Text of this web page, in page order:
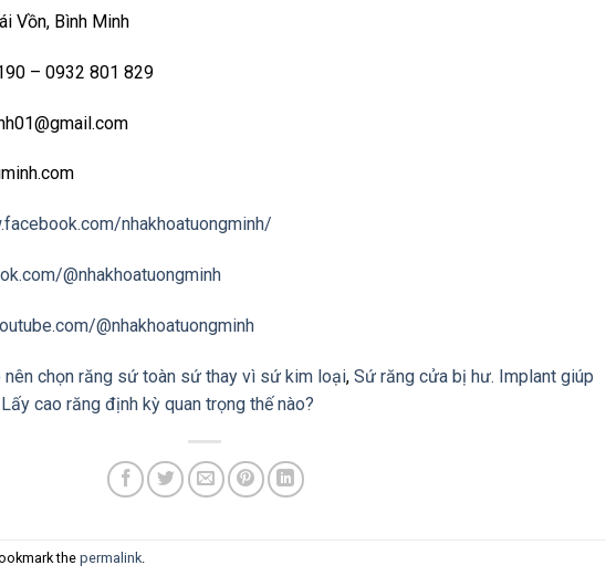
Vồn, Bình Minh
– 0932 801 829
nhakhoatuongminh/
@nhakhoatuongminh
@nhakhoatuongminh
nên chọn răng sứ toàn sứ thay vì sứ kim loại, Sứ răng cửa bị hư. Implant giúp
Lấy cao răng định kỳ quan trọng thế nào?
the permalink.